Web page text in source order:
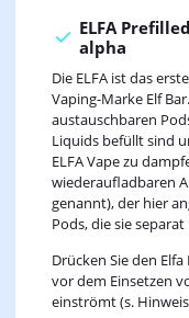
ELFA
alpha
Die ELFA ist das
Vaping-Marke Elf
austauschbaren
Liquids befüllt sind
ELFA Vape zu
wiederaufladbaren
genannt), der hier
Pods, die sie
Drücken Sie den
vor dem Einsetzen
einströmt (s.